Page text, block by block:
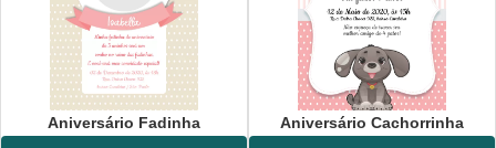
Aniversário Fadinha Aniversário Cachorrinha